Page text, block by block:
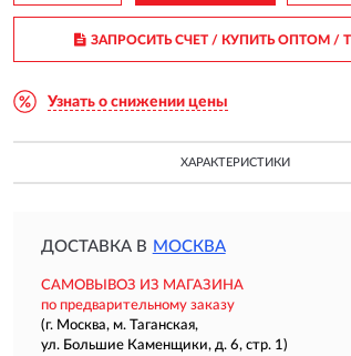
ЗАПРОСИТЬ СЧЕТ / КУПИТЬ ОПТОМ/
Узнать о снижении цены
ХАРАКТЕРИСТИКИ
ДОСТАВКА В МОСКВА
САМОВЫВОЗ ИЗ МАГАЗИНА
по предварительному заказу
(г. Москва, м. Таганская,
ул. Большие Каменщики, д. 6, стр. 1)